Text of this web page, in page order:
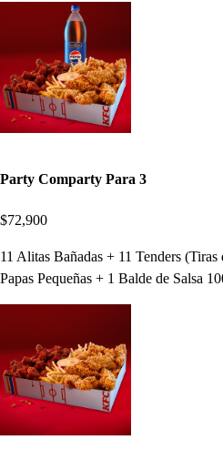
Party Comparty Para 3
$72,900
11 Alitas Bañadas + 11 Tenders
Papas Pequeñas + 1 Balde de Salsa